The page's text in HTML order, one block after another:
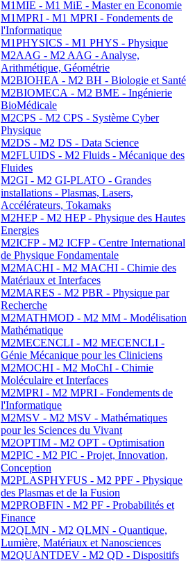
M1MIE - M1 MiE - Master en Economie
M1MPRI - M1 MPRI - Fondements de
l'Informatique
M1PHYSICS - M1 PHYS - Physique
M2AAG - M2 AAG - Analyse,
Arithmétique, Géométrie
M2BIOHEA - M2 BH - Biologie et Santé
M2BIOMECA - M2 BME - Ingénierie
BioMédicale
M2CPS - M2 CPS - Système Cyber
Physique
M2DS - M2 DS - Data Science
M2FLUIDS - M2 Fluids - Mécanique des
Fluides
M2GI - M2 GI-PLATO - Grandes
installations - Plasmas, Lasers,
Accélérateurs, Tokamaks
M2HEP - M2 HEP - Physique des Hautes
Energies
M2ICFP - M2 ICFP - Centre International
de Physique Fondamentale
M2MACHI - M2 MACHI - Chimie des
Matériaux et Interfaces
M2MARES - M2 PBR - Physique par
Recherche
M2MATHMOD - M2 MM - Modélisation
Mathématique
M2MECENCLI - M2 MECENCLI -
Génie Mécanique pour les Cliniciens
M2MOCHI - M2 MoChI - Chimie
Moléculaire et Interfaces
M2MPRI - M2 MPRI - Fondements de
l'Informatique
M2MSV - M2 MSV - Mathématiques
pour les Sciences du Vivant
M2OPTIM - M2 OPT - Optimisation
M2PIC - M2 PIC - Projet, Innovation,
Conception
M2PLASPHYFUS - M2 PPF - Physique
des Plasmas et de la Fusion
M2PROBFIN - M2 PF - Probabilités et
Finance
M2QLMN - M2 QLMN - Quantique,
Lumière, Matériaux et Nanosciences
M2QUANTDEV - M2 QD - Dispositifs